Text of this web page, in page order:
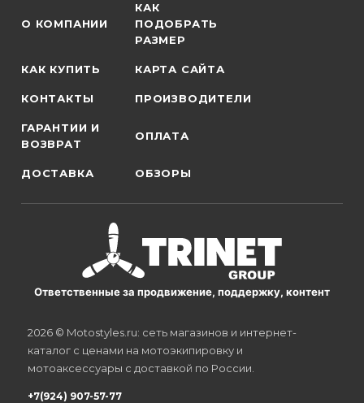
О КОМПАНИИ
КАК
ПОДОБРАТЬ
РАЗМЕР
КАК КУПИТЬ КАРТА САЙТА
КОНТАКТЫ ПРОИЗВОДИТЕЛИ
ГАРАНТИИ И
ВОЗВРАТ
ОПЛАТА
ДОСТАВКА ОБЗОРЫ
Ответственные за продвижение, поддержку, контент
2026 © Motostyles.ru: сеть магазинов и интернет-
каталог с ценами на мотоэкипировку и
мотоаксессуары с доставкой по России.
+7(924) 907-57-77